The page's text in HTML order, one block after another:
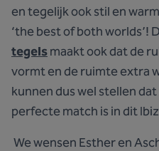
en tegelijk ook stil en
‘the best of both worlds’!
tegelsmaakt ook dat de
vormt en de ruimte extra
kunnen dus wel stellen
perfecte match is in dit
We wensen Esther en